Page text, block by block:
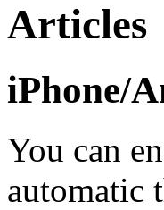
Articles
iPhone/
You can
automatic